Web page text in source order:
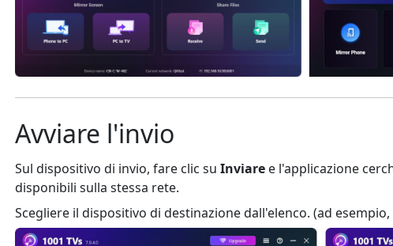
Avviare l'invio
Sul dispositivo di invio, fare clic su Inviare e l'applicazione
disponibili sulla stessa rete.
Scegliere il dispositivo di destinazione dall'elenco. (ad